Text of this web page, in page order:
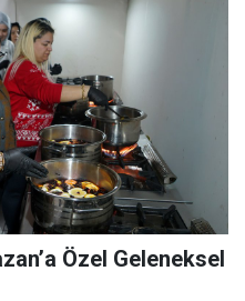
Özel Geleneksel